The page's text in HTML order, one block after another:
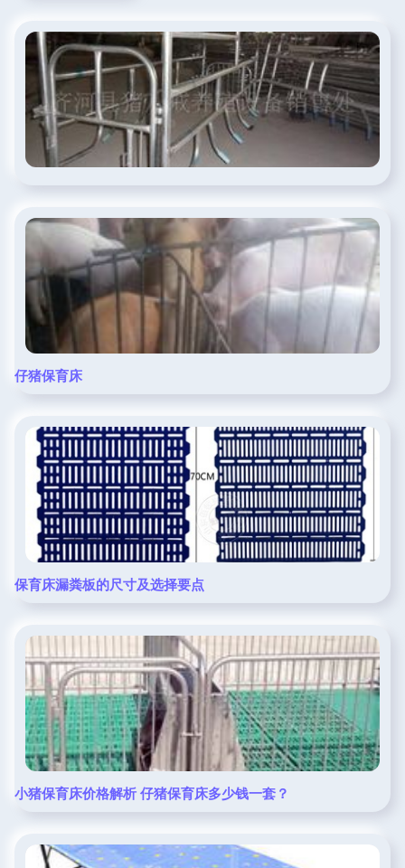
仔猪保育床
保育床漏粪板的尺寸及选择要点
小猪保育床价格解析 仔猪保育床多少钱一套？